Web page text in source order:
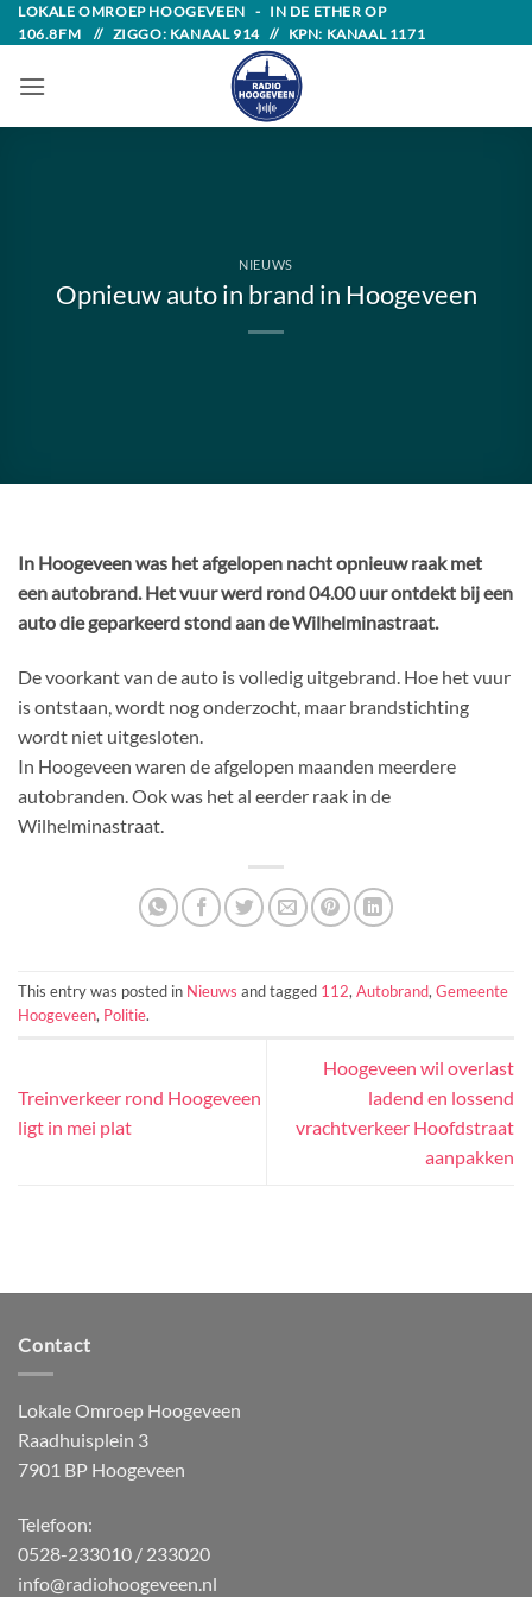
Skip
to
content
LOKALE OMROEP HOOGEVEEN - IN DE ETHER OP
106.8FM // ZIGGO: KANAAL 914 // KPN: KANAAL 1171
NIEUWS
Opnieuw auto in brand in Hoogeveen
In Hoogeveen was het afgelopen nacht opnieuw raak met
een autobrand. Het vuur werd rond 04.00 uur ontdekt bij een
auto die geparkeerd stond aan de Wilhelminastraat.
De voorkant van de auto is volledig uitgebrand. Hoe het vuur
is ontstaan, wordt nog onderzocht, maar brandstichting
wordt niet uitgesloten.
In Hoogeveen waren de afgelopen maanden meerdere
autobranden. Ook was het al eerder raak in de
Wilhelminastraat.
This entry was posted in Nieuws and tagged 112, Autobrand, Gemeente
Hoogeveen, Politie.
Treinverkeer rond Hoogeveen
ligt in mei plat
Hoogeveen wil overlast
ladend en lossend
vrachtverkeer Hoofdstraat
aanpakken
Contact
Lokale Omroep Hoogeveen
Raadhuisplein 3
7901 BP Hoogeveen
Telefoon:
0528-233010 / 233020
info@radiohoogeveen.nl